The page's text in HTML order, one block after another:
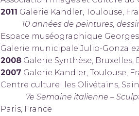
2011 Galerie Kandler, Toulouse,
10 années de peintures,
Espace muséographique
Galerie municipale Julio-
2008 Galerie Synthèse, Bruxelles,
2007 Galerie Kandler, Toulouse,
Centre culturel les Olivétains,
7e Semaine italienne –
Paris, France